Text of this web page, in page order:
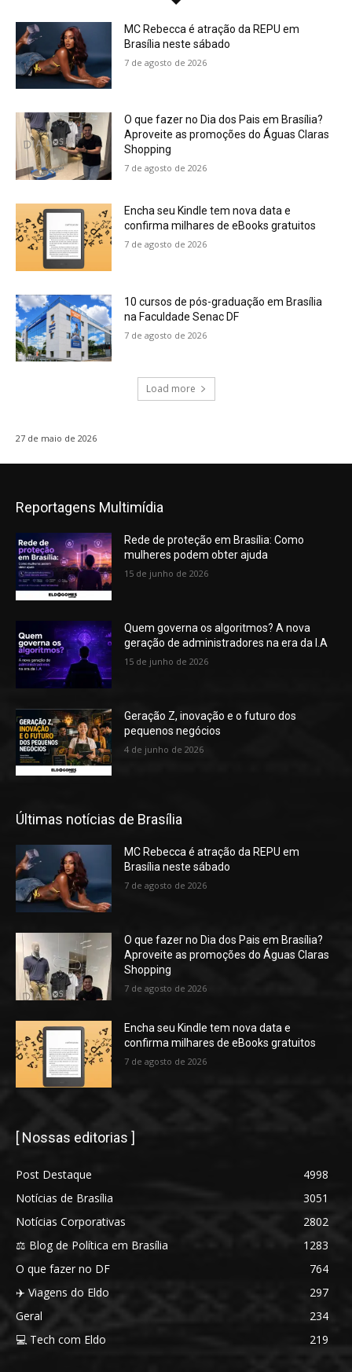
MC Rebecca é atração da REPU em
Brasília neste sábado
7 de agosto de 2026
O que fazer no Dia dos Pais em Brasília?
Aproveite as promoções do Águas Claras
Shopping
7 de agosto de 2026
Encha seu Kindle tem nova data e
confirma milhares de eBooks gratuitos
7 de agosto de 2026
10 cursos de pós-graduação em Brasília
na Faculdade Senac DF
7 de agosto de 2026
Load more
27 de maio de 2026
Reportagens Multimídia
Rede de proteção em Brasília: Como
mulheres podem obter ajuda
15 de junho de 2026
Quem governa os algoritmos? A nova
geração de administradores na era da I.A
15 de junho de 2026
Geração Z, inovação e o futuro dos
pequenos negócios
4 de junho de 2026
Últimas notícias de Brasília
MC Rebecca é atração da REPU em
Brasília neste sábado
7 de agosto de 2026
O que fazer no Dia dos Pais em Brasília?
Aproveite as promoções do Águas Claras
Shopping
7 de agosto de 2026
Encha seu Kindle tem nova data e
confirma milhares de eBooks gratuitos
7 de agosto de 2026
[ Nossas editorias ]
Post Destaque
4998
Notícias de Brasília
3051
Notícias Corporativas
2802
⚖️ Blog de Política em Brasília
1283
O que fazer no DF
764
✈️ Viagens do Eldo
297
Geral
234
💻 Tech com Eldo
219